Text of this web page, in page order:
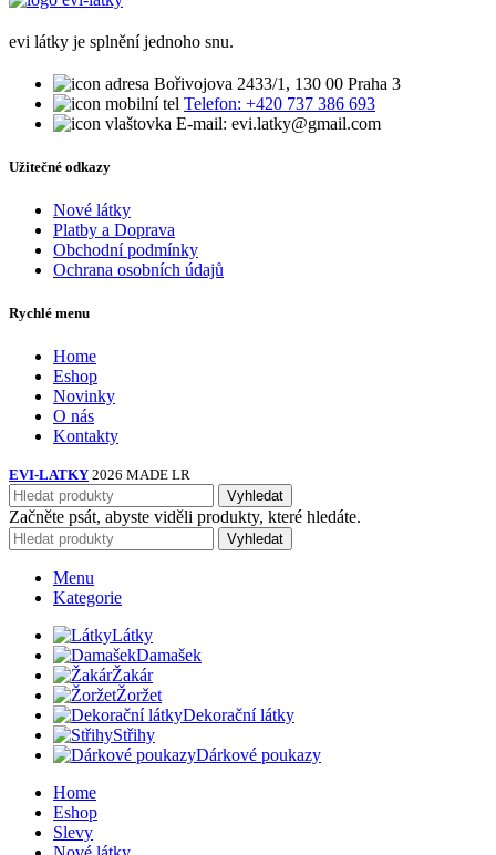
evi látky je splnění jednoho snu.
Bořivojova 2433/1, 130 00 Praha 3
Telefon: +420 737 386 693
E-mail: evi.latky@gmail.com
Užitečné odkazy
Nové látky
Platby a Doprava
Obchodní podmínky
Ochrana osobních údajů
Rychlé menu
Home
Eshop
Novinky
O nás
Kontakty
EVI-LATKY 2026 MADE LR
Vyhledat
Začněte psát, abyste viděli produkty, které hledáte.
Vyhledat
Menu
Kategorie
Látky
Damašek
Žakár
Žoržet
Dekorační látky
Střihy
Dárkové poukazy
Home
Eshop
Slevy